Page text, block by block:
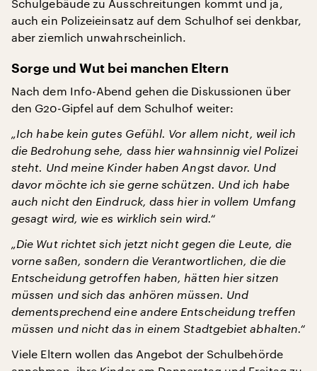
Schulgebäude zu Ausschreitungen kommt und ja,
auch ein Polizeieinsatz auf dem Schulhof sei denkbar,
aber ziemlich unwahrscheinlich.
Sorge und Wut bei manchen Eltern
Nach dem Info-Abend gehen die Diskussionen über
den G20-Gipfel auf dem Schulhof weiter:
„Ich habe kein gutes Gefühl. Vor allem nicht, weil ich
die Bedrohung sehe, dass hier wahnsinnig viel Polizei
steht. Und meine Kinder haben Angst davor. Und
davor möchte ich sie gerne schützen. Und ich habe
auch nicht den Eindruck, dass hier in vollem Umfang
gesagt wird, wie es wirklich sein wird.“
„Die Wut richtet sich jetzt nicht gegen die Leute, die
vorne saßen, sondern die Verantwortlichen, die die
Entscheidung getroffen haben, hätten hier sitzen
müssen und sich das anhören müssen. Und
dementsprechend eine andere Entscheidung treffen
müssen und nicht das in einem Stadtgebiet abhalten.“
Viele Eltern wollen das Angebot der Schulbehörde